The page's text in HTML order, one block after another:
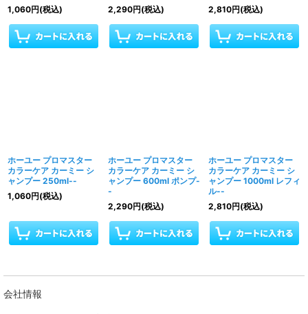
1,060円(税込)
2,290円(税込)
2,810円(税込)
ホーユー プロマスター
カラーケア カーミー シ
ャンプー 250ml--
1,060円(税込)
ホーユー プロマスター
カラーケア カーミー シ
ャンプー 600ml ポンプ-
-
2,290円(税込)
ホーユー プロマスター
カラーケア カーミー シ
ャンプー 1000ml レフィ
ル--
2,810円(税込)
会社情報